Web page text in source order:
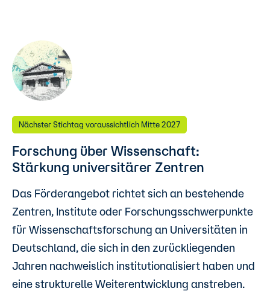
Nächster Stichtag voraussichtlich Mitte 2027
Forschung über Wissenschaft:
Stärkung universitärer Zentren
Das Förderangebot richtet sich an bestehende
Zentren, Institute oder Forschungsschwerpunkte
für Wissenschaftsforschung an Universitäten in
Deutschland, die sich in den zurückliegenden
Jahren nachweislich institutionalisiert haben und
eine strukturelle Weiterentwicklung anstreben.